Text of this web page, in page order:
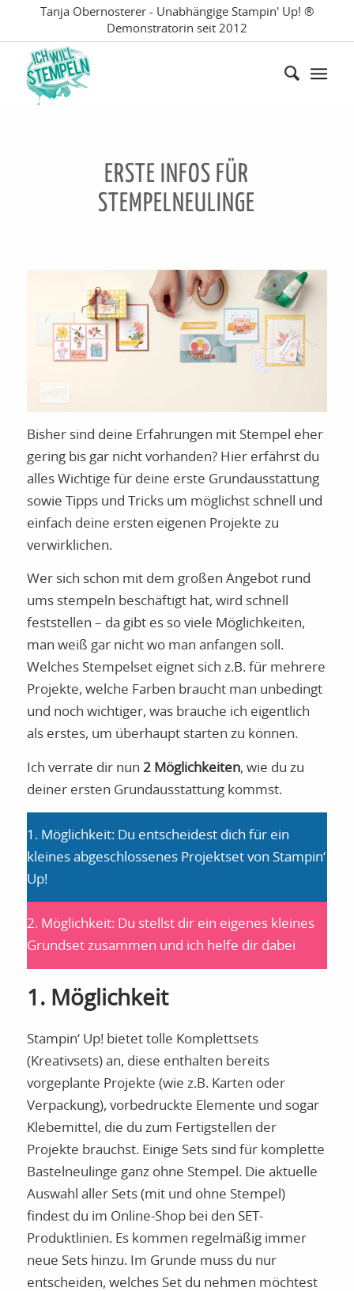
Tanja Obernosterer - Unabhängige Stampin' Up! ®
Demonstratorin seit 2012
ERSTE INFOS FÜR
STEMPELNEULINGE
Bisher sind deine Erfahrungen mit Stempel eher
gering bis gar nicht vorhanden? Hier erfährst du
alles Wichtige für deine erste Grundausstattung
sowie Tipps und Tricks um möglichst schnell und
einfach deine ersten eigenen Projekte zu
verwirklichen.
Wer sich schon mit dem großen Angebot rund
ums stempeln beschäftigt hat, wird schnell
feststellen – da gibt es so viele Möglichkeiten,
man weiß gar nicht wo man anfangen soll.
Welches Stempelset eignet sich z.B. für mehrere
Projekte, welche Farben braucht man unbedingt
und noch wichtiger, was brauche ich eigentlich
als erstes, um überhaupt starten zu können.
Ich verrate dir nun 2 Möglichkeiten, wie du zu
deiner ersten Grundausstattung kommst.
1. Möglichkeit: Du entscheidest dich für ein
kleines abgeschlossenes Projektset von Stampin‘
Up!
2. Möglichkeit: Du stellst dir ein eigenes kleines
Grundset zusammen und ich helfe dir dabei
1. Möglichkeit
Stampin‘ Up! bietet tolle Komplettsets
(Kreativsets) an, diese enthalten bereits
vorgeplante Projekte (wie z.B. Karten oder
Verpackung), vorbedruckte Elemente und sogar
Klebemittel, die du zum Fertigstellen der
Projekte brauchst. Einige Sets sind für komplette
Bastelneulinge ganz ohne Stempel. Die aktuelle
Auswahl aller Sets (mit und ohne Stempel)
findest du im Online-Shop bei den SET-
Produktlinien. Es kommen regelmäßig immer
neue Sets hinzu. Im Grunde muss du nur
entscheiden, welches Set du nehmen möchtest